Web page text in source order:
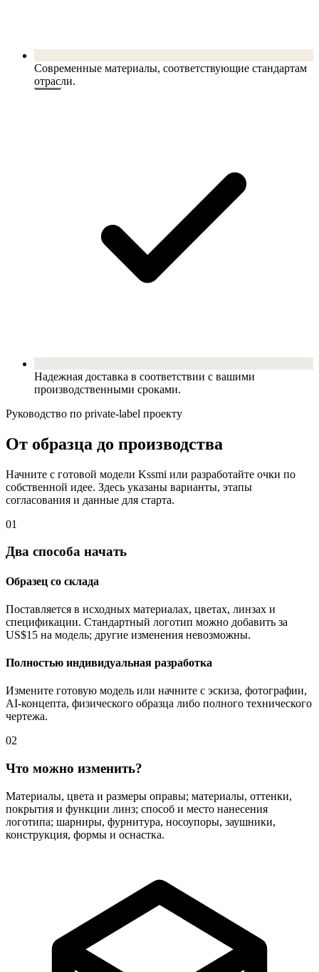
Современные материалы, соответствующие стандартам
отрасли.
Надежная доставка в соответствии с вашими
производственными сроками.
Руководство по private-label проекту
От образца до производства
Начните с готовой модели Kssmi или разработайте очки по
собственной идее. Здесь указаны варианты, этапы
согласования и данные для старта.
01
Два способа начать
Образец со склада
Поставляется в исходных материалах, цветах, линзах и
спецификации. Стандартный логотип можно добавить за
US$15 на модель; другие изменения невозможны.
Полностью индивидуальная разработка
Измените готовую модель или начните с эскиза, фотографии,
AI-концепта, физического образца либо полного технического
чертежа.
02
Что можно изменить?
Материалы, цвета и размеры оправы; материалы, оттенки,
покрытия и функции линз; способ и место нанесения
логотипа; шарниры, фурнитура, носоупоры, заушники,
конструкция, формы и оснастка.